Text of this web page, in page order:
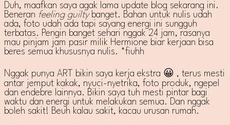
Duh, maafkan saya agak lama update blog sekarang ini.
Beneran feeling guilty banget. Bahan untuk nulis udah
ada, foto udah ada tapi sayang energi ini sungguh
terbatas. Pengin banget sehari nggak 24 jam, rasanya
mau pinjam jam pasir milik Hermione biar kerjaan bisa
beres semua khususnya nulis. *fiuhh
Nggak punya ART bikin saya kerja ekstra 😀 , terus mesti
antar jemput kakak, nyuci-nyetrika, foto produk, ngepel
dan endebre lainnya. Bikin saya tuh mesti pintar bagi
waktu dan energi untuk melakukan semua. Dan nggak
boleh sakit! Beuh kalau sakit, kacau urusan rumah.